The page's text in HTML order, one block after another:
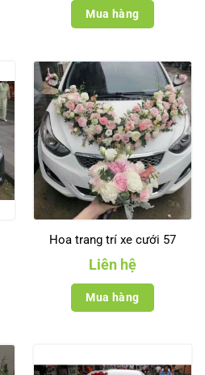
Mua hàng
Hoa trang trí xe cưới 57
Liên hệ
Mua hàng